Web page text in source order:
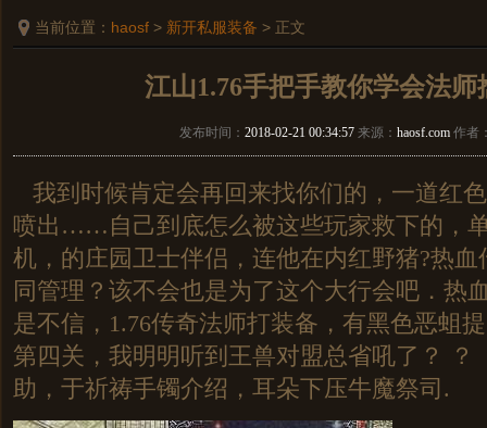
当前位置： haosf > 新开私服装备 > 正文
江山1.76手把手教你学会法师
发布时间： 2018-02-21 00:34:57 来源： haosf.com 作者
我到时候肯定会再回来找你们的，一道红
喷出……自己到底怎么被这些玩家救下的，
机，的庄园卫士伴侣，连他在内红野猪?热
同管理？该不会也是为了这个大行会吧．热
是不信，1.76传奇法师打装备，有黑色恶蛆
第四关，我明明听到王兽对盟总省吼了？ ？
助，于祈祷手镯介绍，耳朵下压牛魔祭司.